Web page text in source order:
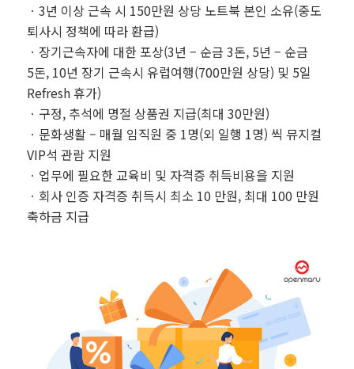
ㆍ3년 이상 근속 시 150만원 상당 노트북 본인 소유(중도
퇴사시 정책에 따라 환급)
ㆍ장기근속자에 대한 포상(3년 – 순금 3돈, 5년 – 순금
5돈, 10년 장기 근속시 유럽여행(700만원 상당) 및 5일
Refresh 휴가)
ㆍ구정, 추석에 명절 상품권 지급(최대 30만원)
ㆍ문화생활 – 매월 임직원 중 1명(외 일행 1명) 씩 뮤지컬
VIP석 관람 지원
ㆍ업무에 필요한 교육비 및 자격증 취득비용을 지원
ㆍ회사 인증 자격증 취득시 최소 10 만원, 최대 100 만원
축하금 지급